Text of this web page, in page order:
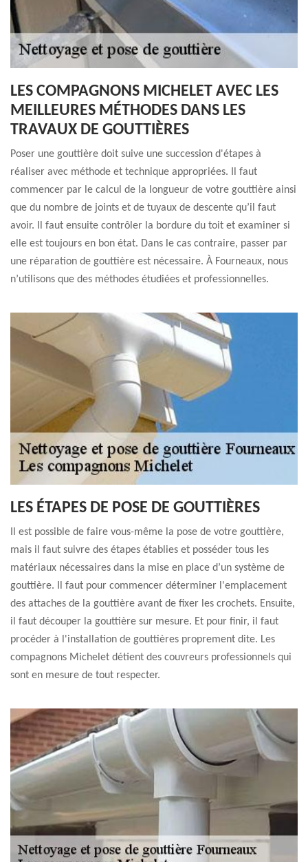
LES COMPAGNONS MICHELET AVEC LES
MEILLEURES MÉTHODES DANS LES
TRAVAUX DE GOUTTIÈRES
Poser une gouttière doit suive une succession d'étapes à
réaliser avec méthode et technique appropriées. Il faut
commencer par le calcul de la longueur de votre gouttière ainsi
que du nombre de joints et de tuyaux de descente qu’il faut
avoir. Il faut ensuite contrôler la bordure du toit et examiner si
elle est toujours en bon état. Dans le cas contraire, passer par
une réparation de gouttière est nécessaire. À Fourneaux, nous
n’utilisons que des méthodes étudiées et professionnelles.
LES ÉTAPES DE POSE DE GOUTTIÈRES
Il est possible de faire vous-même la pose de votre gouttière,
mais il faut suivre des étapes établies et posséder tous les
matériaux nécessaires dans la mise en place d’un système de
gouttière. Il faut pour commencer déterminer l'emplacement
des attaches de la gouttière avant de fixer les crochets. Ensuite,
il faut découper la gouttière sur mesure. Et pour finir, il faut
procéder à l'installation de gouttières proprement dite. Les
compagnons Michelet détient des couvreurs professionnels qui
sont en mesure de tout respecter.